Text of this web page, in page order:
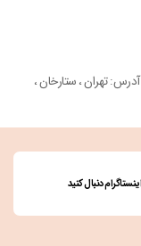
دنبال کنید
آدرس: تهران ، ستارخان ،